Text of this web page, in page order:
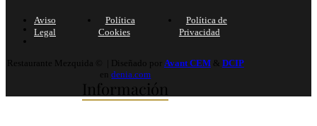
Información
Aviso
Legal
Política
Cookies
Política de
Privacidad
Restaurante Mezquida © | Diseñado por Avant CEM& DCIP
endenia.com